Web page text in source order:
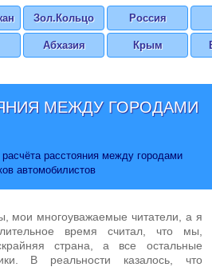
Зол.Кольцо Россия
Абхазия Крым
МЕЖДУ ГОРОДАМИ
расстояния между городами
автомобилистов
мои многоуважаемые читатели, а я
время считал, что мы,
страна, а все остальные
В реальности казалось, что